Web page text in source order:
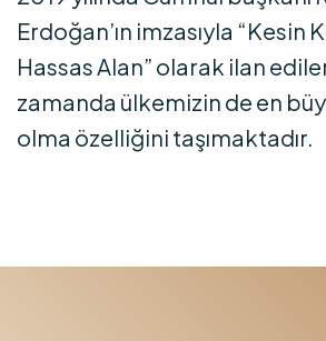
Erdoğan’ın imzasıyla “Kesin
Hassas Alan” olarak ilan
zamanda ülkemizin de en
olma özelliğini taşımaktadır.